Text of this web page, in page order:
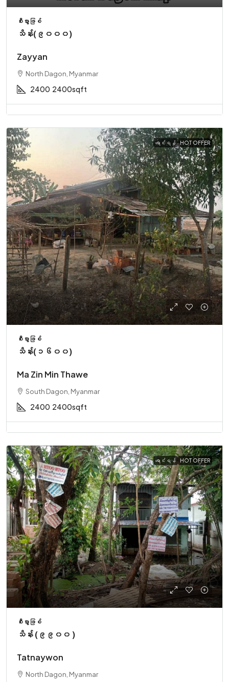
စီးပွားဖြစ်
သိန်း(၉၀၀၀)
Zayyan
North Dagon, Myanmar
2400 2400sqft
ရောင်းရန် HOT OFFER
စီးပွားဖြစ်
သိန်း(၁၆၀၀)
Ma Zin Min Thawe
South Dagon, Myanmar
2400 2400sqft
ရောင်းရန် HOT OFFER
စီးပွားဖြစ်
သိန်း (၉၉၀၀ )
Tatnaywon
North Dagon, Myanmar